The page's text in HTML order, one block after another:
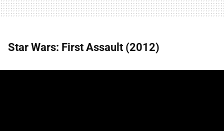
Star Wars: First Assault (2012)